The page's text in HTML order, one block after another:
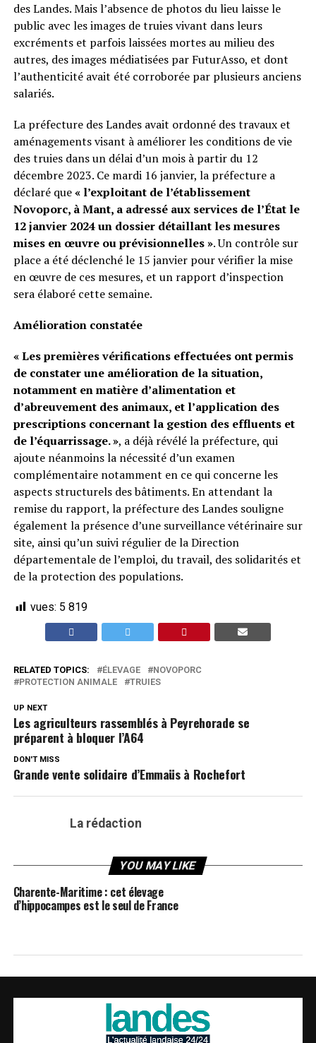
des Landes. Mais l’absence de photos du lieu laisse le
public avec les images de truies vivant dans leurs
excréments et parfois laissées mortes au milieu des
autres, des images médiatisées par FuturAsso, et dont
l’authenticité avait été corroborée par plusieurs anciens
salariés.
La préfecture des Landes avait ordonné des travaux et
aménagements visant à améliorer les conditions de vie
des truies dans un délai d’un mois à partir du 12
décembre 2023. Ce mardi 16 janvier, la préfecture a
déclaré que« l’exploitant de l’établissement
Novoporc, à Mant, a adressé aux services de l’État le
12 janvier 2024 un dossier détaillant les mesures
mises en œuvre ou prévisionnelles ». Un contrôle sur
place a été déclenché le 15 janvier pour vérifier la mise
en œuvre de ces mesures, et un rapport d’inspection
sera élaboré cette semaine.
Amélioration constatée
« Les premières vérifications effectuées ont permis
de constater une amélioration de la situation,
notamment en matière d’alimentation et
d’abreuvement des animaux, et l’application des
prescriptions concernant la gestion des effluents et
de l’équarrissage. », a déjà révélé la préfecture, qui
ajoute néanmoins la nécessité d’un examen
complémentaire notamment en ce qui concerne les
aspects structurels des bâtiments. En attendant la
remise du rapport, la préfecture des Landes souligne
également la présence d’une surveillance vétérinaire sur
site, ainsi qu’un suivi régulier de la Direction
départementale de l’emploi, du travail, des solidarités et
de la protection des populations.
vues: 5 819
RELATED TOPICS: ÉLEVAGE
NOVOPORC
PROTECTION ANIMALE
TRUIES
UP NEXT
Les agriculteurs rassemblés à Peyrehorade se
préparent à bloquer l’A64
DON'T MISS
Grande vente solidaire d’Emmaüs à Rochefort
La rédaction
YOU MAY LIKE
Charente-Maritime : cet élevage
d’hippocampes est le seul de France